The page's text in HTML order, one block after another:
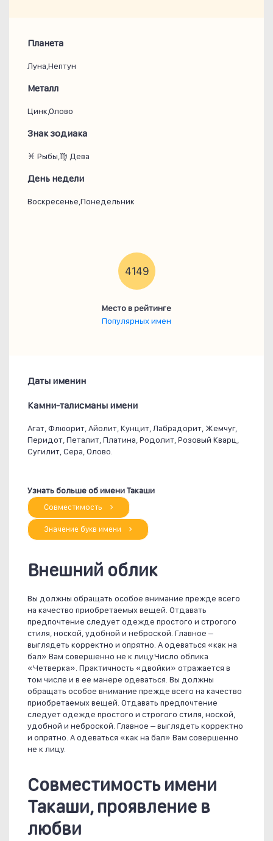
Планета
Луна,Нептун
Металл
Цинк,Олово
Знак зодиака
♓ Рыбы,♍ Дева
День недели
Воскресенье,Понедельник
4149
Место в рейтинге
Популярных имен
Даты именин
Камни-талисманы имени
Агат, Флюорит, Айолит, Кунцит, Лабрадорит, Жемчуг,
Перидот, Петалит, Платина, Родолит, Розовый Кварц,
Сугилит, Сера, Олово.
Узнать больше об имени Такаши
Совместимость
Значение букв имени
Внешний облик
Вы должны обращать особое внимание прежде всего
на качество приобретаемых вещей. Отдавать
предпочтение следует одежде простого и строгого
стиля, ноской, удобной и неброской. Главное –
выглядеть корректно и опрятно. А одеваться «как на
бал» Вам совершенно не к лицу.Число облика
«Четверка». Практичность «двойки» отражается в
том числе и в ее манере одеваться. Вы должны
обращать особое внимание прежде всего на качество
приобретаемых вещей. Отдавать предпочтение
следует одежде простого и строгого стиля, ноской,
удобной и неброской. Главное – выглядеть корректно
и опрятно. А одеваться «как на бал» Вам совершенно
не к лицу.
Совместимость имени
Такаши, проявление в
любви